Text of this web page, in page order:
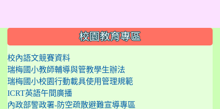
::: 校園教育專區
校內語文競賽資料
瑞梅國小教師輔導與管教學生辦法
瑞梅國小校園行動載具使用管理規範
ICRT英語午間廣播
內政部警政署-防空疏散避難宣導專區